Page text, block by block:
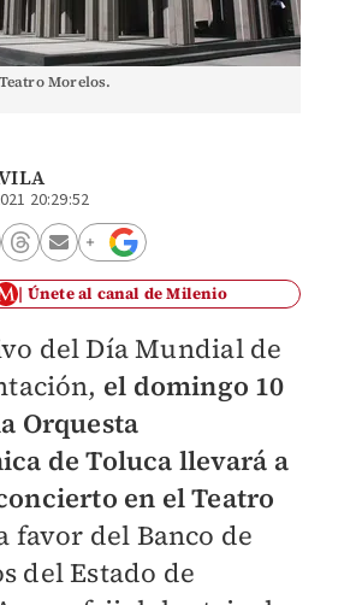
Morelos.
20:29:52
Únete al canal de Milenio
del Día Mundial de
el domingo 10
Orquesta
de Toluca llevará a
en el Teatro
favor del Banco de
del Estado de